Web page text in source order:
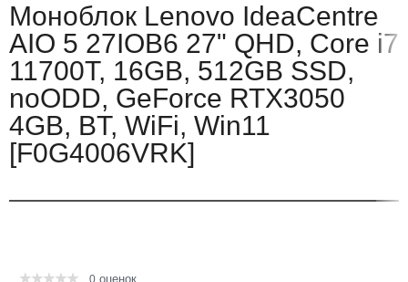
Моноблок Lenovo IdeaCentre
AIO 5 27IOB6 27" QHD, Core i7
11700T, 16GB, 512GB SSD,
noODD, GeForce RTX3050
4GB, BT, WiFi, Win11
[F0G4006VRK]
0 оценок
Каталог продукции
Ноутбуки и ультрабуки
Компьютеры
Моноблоки
Контакты
Контактная информация